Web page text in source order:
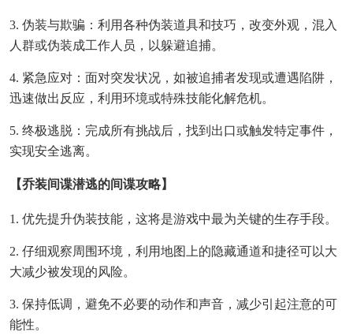
3. 伪装与欺骗：利用各种伪装道具和技巧，改变外观，混入
人群或伪装成工作人员，以躲避追捕。
4. 紧急应对：面对突发状况，如被追捕者发现或遭遇陷阱，
迅速做出反应，利用环境或特殊技能化解危机。
5. 终极逃脱：完成所有挑战后，找到出口或触发特定事件，
实现安全逃离。
【乔装间谍潜逃的间谍攻略】
1. 优先提升伪装技能，这将是游戏中最为关键的生存手段。
2. 仔细观察周围环境，利用地图上的隐藏通道和捷径可以大
大减少被发现的风险。
3. 保持低调，避免不必要的动作和声音，减少引起注意的可
能性。